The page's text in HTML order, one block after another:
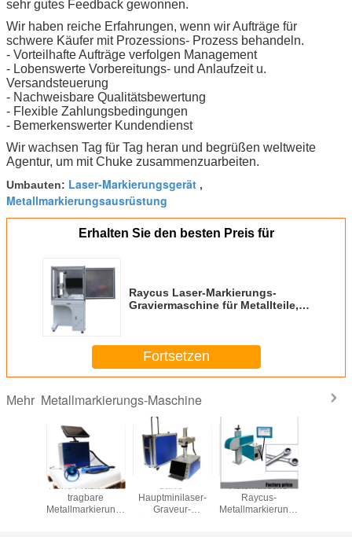
sehr gutes Feedback gewonnen.
Wir haben reiche Erfahrungen, wenn wir Aufträge für
schwere Käufer mit Prozessions- Prozess behandeln.
- Vorteilhafte Aufträge verfolgen Management
- Lobenswerte Vorbereitungs- und Anlaufzeit u.
Versandsteuerung
- Nachweisbare Qualitätsbewertung
- Flexible Zahlungsbedingungen
- Bemerkenswerter Kundendienst
Wir wachsen Tag für Tag heran und begrüßen weltweite
Agentur, um mit Chuke zusammenzuarbeiten.
Umbauten: Laser-Markierungsgerät ,
Metallmarkierungsausrüstung
Erhalten Sie den besten Preis für
Raycus Laser-Markierungs-
Graviermaschine für Metallteile,
Fortsetzen
Mehr Metallmarkierungs-Maschine
Hohe Präzisions-
tragbare
Metallmarkierungs-
Galvo-
Hauptminilaser-
Graveur-
Automatische
Raycus-
Metallmarkierungs-